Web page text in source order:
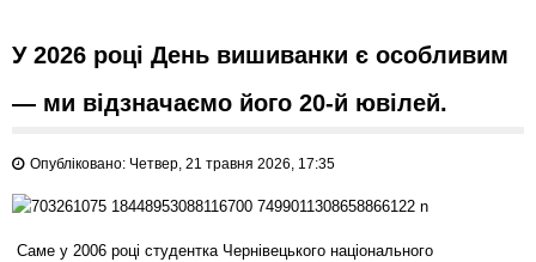
У 2026 році День вишиванки є особливим
— ми відзначаємо його 20-й ювілей.
Опубліковано: Четвер, 21 травня 2026, 17:35
Саме у 2006 році студентка Чернівецького національного